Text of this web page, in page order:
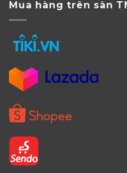
Mua hàng trên sàn